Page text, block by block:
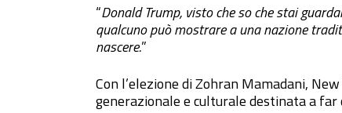
“Donald Trump, visto che so che stai
qualcuno può mostrare a una nazione
nascere.”
Con l’elezione di Zohran Mamadani,
generazionale e culturale destinata a